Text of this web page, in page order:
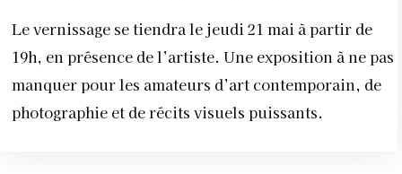
Le vernissage se tiendra le jeudi 21 mai à partir de
19h, en présence de l’artiste. Une exposition à ne pas
manquer pour les amateurs d’art contemporain, de
photographie et de récits visuels puissants.